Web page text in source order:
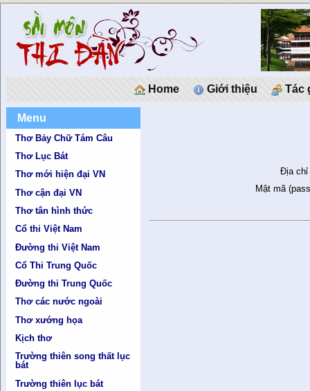
Home Giới thiệu Tác
Menu
Thơ Bảy Chữ Tám Câu
Thơ Lục Bát
Thơ mới hiện đại VN
Thơ cận đại VN
Thơ tân hình thức
Cổ thi Việt Nam
Đường thi Việt Nam
Cổ Thi Trung Quốc
Đường thi Trung Quốc
Thơ các nước ngoài
Thơ xướng họa
Kịch thơ
Trường thiên song thất lục
bát
Trường thiên lục bát
Địa chỉ
Mật mã